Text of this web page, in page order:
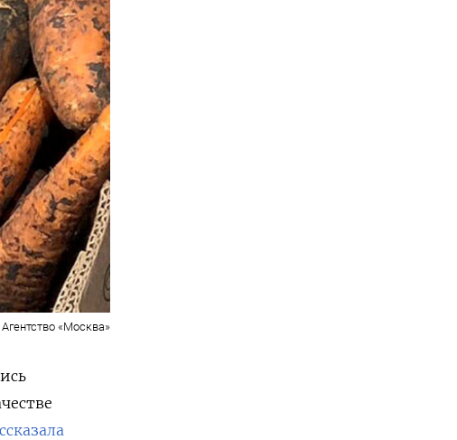
Агентство «Москва»